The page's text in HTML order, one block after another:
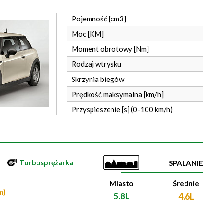
Pojemność [cm3]
Moc [KM]
Moment obrotowy [Nm]
Rodzaj wtrysku
Skrzynia biegów
Prędkość maksymalna [km/h]
Przyspieszenie [s] (0-100 km/h)
Turbosprężarka
SPALANIE
Miasto
5.8L
Średnie
4.6L